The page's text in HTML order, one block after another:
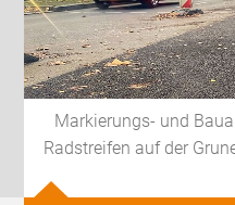
Markierungs- und
Radstreifen auf der